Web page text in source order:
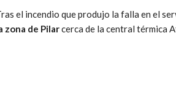
el incendio que produjo la falla en el
zona de Pilarcerca de la central térmica